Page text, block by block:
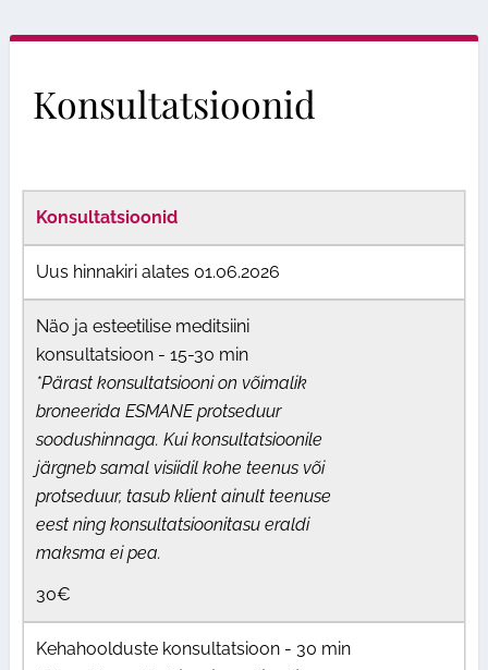
Konsultatsioonid
Konsultatsioonid
Uus hinnakiri alates 01.06.2026
Näo ja esteetilise meditsiini
konsultatsioon - 15-30 min
*Pärast konsultatsiooni on võimalik
broneerida ESMANE protseduur
soodushinnaga. Kui konsultatsioonile
järgneb samal visiidil kohe teenus või
protseduur, tasub klient ainult teenuse
eest ning konsultatsioonitasu eraldi
maksma ei pea.
30€
Kehahoolduste konsultatsioon - 30 min